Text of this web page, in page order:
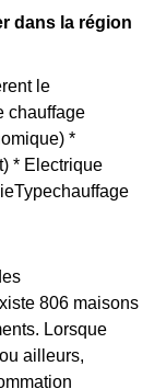
dans la région
le
chauffage
*
* Electrique
806 maisons
Lorsque
ailleurs,